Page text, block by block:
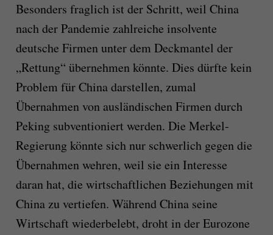
Besonders fraglich ist der Schritt, weil China
nach der Pandemie zahlreiche insolvente
deutsche Firmen unter dem Deckmantel der
„Rettung“ übernehmen könnte. Dies dürfte kein
Problem für China darstellen, zumal
Übernahmen von ausländischen Firmen durch
Peking subventioniert werden. Die Merkel-
Regierung könnte sich nur schwerlich gegen die
Übernahmen wehren, weil sie ein Interesse
daran hat, die wirtschaftlichen Beziehungen mit
China zu vertiefen. Während China seine
Wirtschaft wiederbelebt, droht in der Eurozone